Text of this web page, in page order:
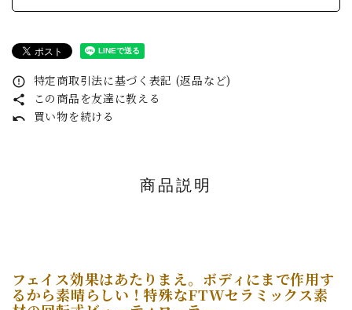
error_outline 特定商取引法に基づく表記 (返品など)
share この商品を友達に教える
undo 買い物を続ける
商品説明
フェイス効果はあたりまえ。ボディにまで作用す
るから素晴らしい！特殊なFTWセラミックス素